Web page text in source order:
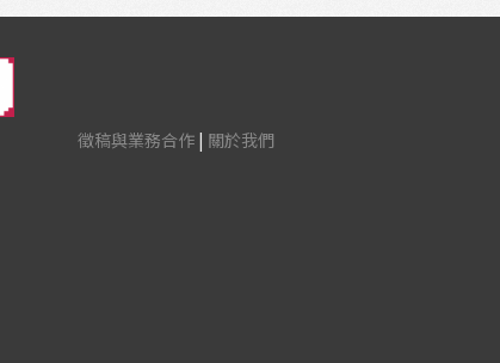
徵稿與業務合作| 關於我們